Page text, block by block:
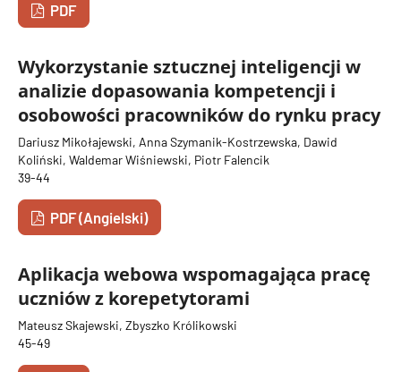
PDF
Wykorzystanie sztucznej inteligencji w
analizie dopasowania kompetencji i
osobowości pracowników do rynku pracy
Dariusz Mikołajewski, Anna Szymanik-Kostrzewska, Dawid
Koliński, Waldemar Wiśniewski, Piotr Falencik
39-44
PDF (Angielski)
Aplikacja webowa wspomagająca pracę
uczniów z korepetytorami
Mateusz Skajewski, Zbyszko Królikowski
45-49